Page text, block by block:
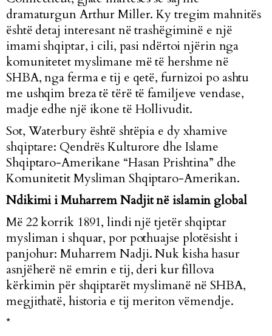
dramaturgun Arthur Miller. Ky tregim mahnitës
është detaj interesant në trashëgiminë e një
imami shqiptar, i cili, pasi ndërtoi njërin nga
komunitetet myslimane më të hershme në
SHBA, nga ferma e tij e qetë, furnizoi po ashtu
me ushqim breza të tërë të familjeve vendase,
madje edhe një ikone të Hollivudit.
Sot, Waterbury është shtëpia e dy xhamive
shqiptare: Qendrës Kulturore dhe Islame
Shqiptaro-Amerikane “Hasan Prishtina” dhe
Komunitetit Mysliman Shqiptaro-Amerikan.
Ndikimi i Muharrem Nadjit në islamin global
Më 22 korrik 1891, lindi një tjetër shqiptar
mysliman i shquar, por pothuajse plotësisht i
panjohur: Muharrem Nadji. Nuk kisha hasur
asnjëherë në emrin e tij, deri kur fillova
kërkimin për shqiptarët myslimanë në SHBA,
megjithatë, historia e tij meriton vëmendje.
*